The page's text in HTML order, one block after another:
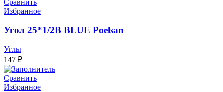
Сравнить
Избранное
Угол 25*1/2В BLUE Poelsan
Углы
147 ₽
Сравнить
Избранное